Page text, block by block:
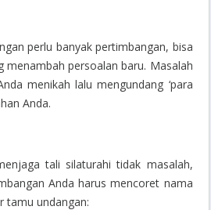
perlu banyak pertimbangan, bisa
menambah persoalan baru. Masalah
menikah lalu mengundang ‘para
Anda.
tali silaturahi tidak masalah,
Anda harus mencoret nama
tamu undangan: